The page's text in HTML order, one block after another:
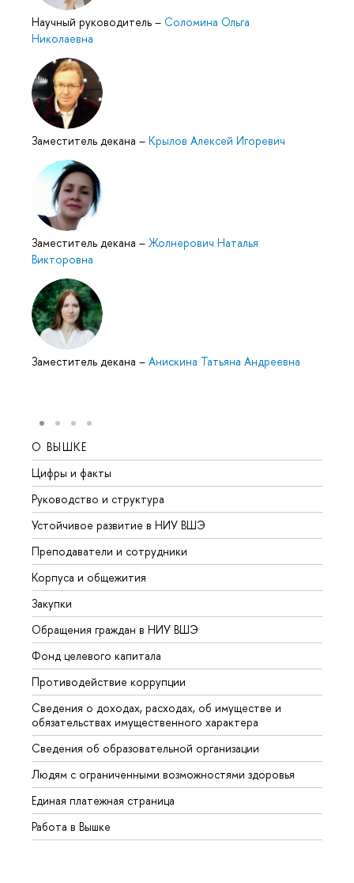
Научный руководитель – Соломина Ольга
Николаевна
Заместитель декана – Крылов Алексей Игоревич
Заместитель декана – Жолнерович Наталья
Викторовна
Заместитель декана – Анискина Татьяна Андреевна
О ВЫШКЕ
Цифры и факты
Руководство и структура
Устойчивое развитие в НИУ ВШЭ
Преподаватели и сотрудники
Корпуса и общежития
Закупки
Обращения граждан в НИУ ВШЭ
Фонд целевого капитала
Противодействие коррупции
Сведения о доходах, расходах, об имуществе и
обязательствах имущественного характера
Сведения об образовательной организации
Людям с ограниченными возможностями здоровья
Единая платежная страница
Работа в Вышке